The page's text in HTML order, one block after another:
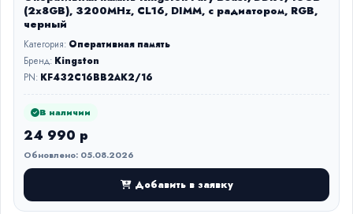
(2x8GB), 3200MHz, CL16, DIMM, с радиатором, RGB,
черный
Категория: Оперативная память
Бренд: Kingston
PN: KF432C16BB2AK2/16
В наличии
24 990 р
Обновлено: 05.08.2026
Добавить в заявку